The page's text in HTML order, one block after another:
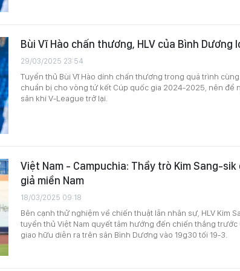
Bùi Vĩ Hào chấn thương, HLV của Bình Dương
29/03/2025 23:54
Tuyển thủ Bùi Vĩ Hào dính chấn thương trong quá trình
chuẩn bị cho vòng tứ kết Cúp quốc gia 2024-2025, nên để
sân khi V-League trở lại.
Việt Nam - Campuchia: Thầy trò Kim Sang-sik
giả miền Nam
18/03/2025 09:18
Bên cạnh thử nghiệm về chiến thuật lẫn nhân sự, HLV Kim
tuyển thủ Việt Nam quyết tâm hướng đến chiến thắng trước
giao hữu diễn ra trên sân Bình Dương vào 19g30 tối 19-3.